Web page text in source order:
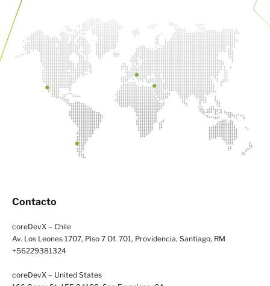
Contacto
coreDevX – Chile
Av. Los Leones 1707, Piso 7 Of. 701, Providencia, Santiago, RM
+56229381324
coreDevX – United States